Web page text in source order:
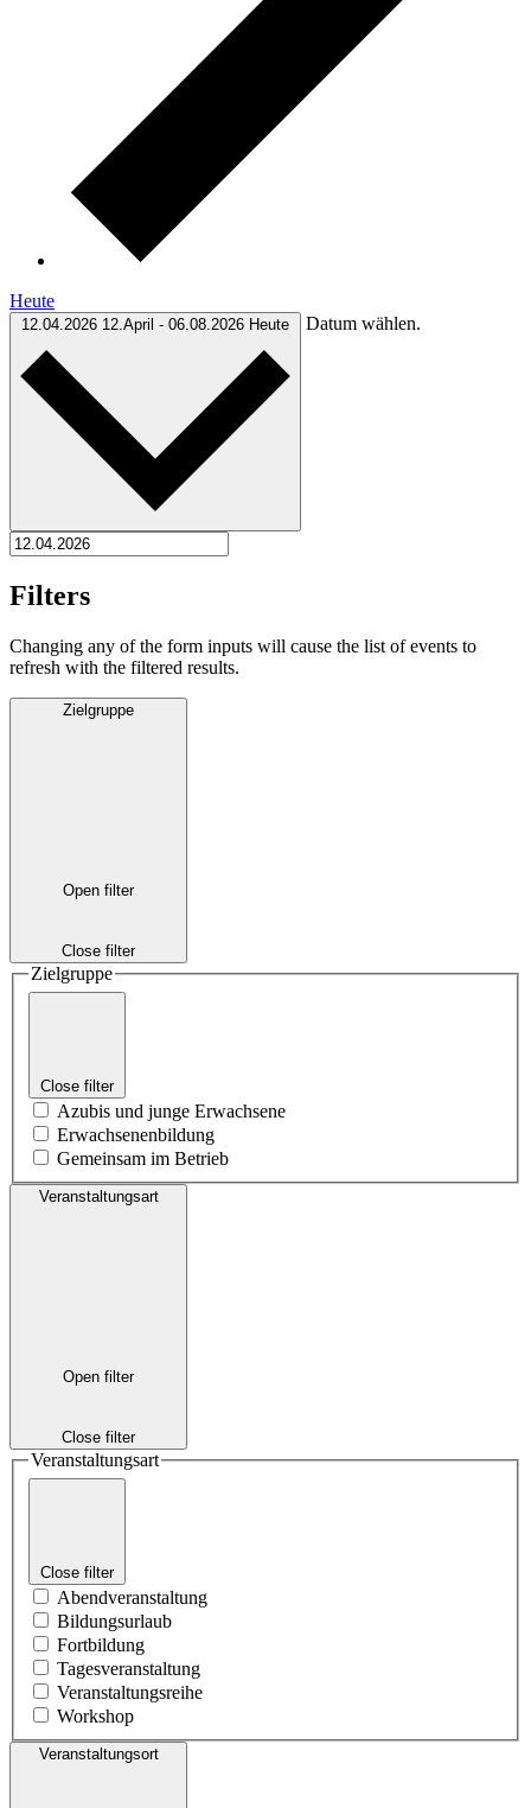
Heute
12.04.2026 12.April - 06.08.2026 Heute Datum wählen.
Filters
Changing any of the form inputs will cause the list of events to
refresh with the filtered results.
Zielgruppe
Open filter
Close filter
Zielgruppe
Close filter
Azubis und junge Erwachsene
Erwachsenenbildung
Gemeinsam im Betrieb
Veranstaltungsart
Open filter
Close filter
Veranstaltungsart
Close filter
Abendveranstaltung
Bildungsurlaub
Fortbildung
Tagesveranstaltung
Veranstaltungsreihe
Workshop
Veranstaltungsort